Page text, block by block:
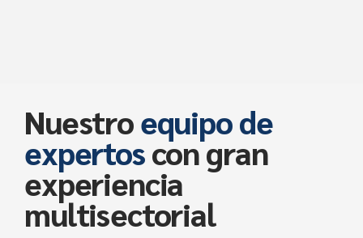
Nuestroequipo de
expertoscon gran
experiencia
multisectorial